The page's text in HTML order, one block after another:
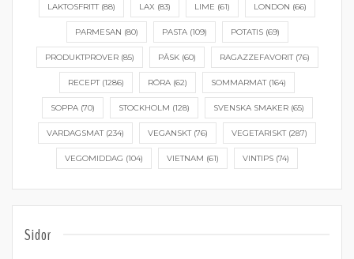
LAKTOSFRITT(88) LAX (83) LIME (61) LONDON (66)
PARMESAN (80) PASTA(109) POTATIS(69)
PRODUKTPROVER(85) PÅSK(60) RAGAZZEFAVORIT(76)
RECEPT(1286) RÖRA (62) SOMMARMAT(164)
SOPPA(70) STOCKHOLM (128) SVENSKA SMAKER(65)
VARDAGSMAT(234) VEGANSKT(76) VEGETARISKT(287)
VEGOMIDDAG (104) VIETNAM (61) VINTIPS (74)
Sidor